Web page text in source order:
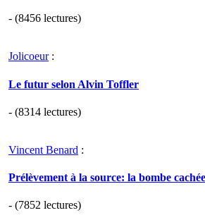
- (8456 lectures)
Jolicoeur:
Le futur selon Alvin Toffler
- (8314 lectures)
Vincent Benard :
Prélèvement à la source: la bombe
- (7852 lectures)